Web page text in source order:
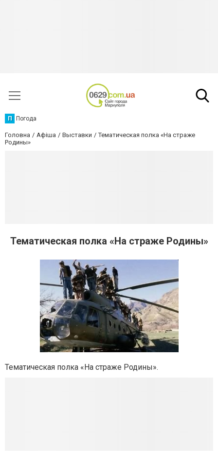
П Погода
Головна Афіша Выставки
Тематическая полка «На страже
Родины»
Тематическая полка «На страже Родины»
Тематическая полка «На страже Родины».